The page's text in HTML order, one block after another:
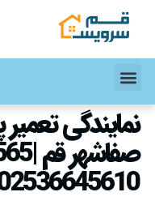
نمایندگی